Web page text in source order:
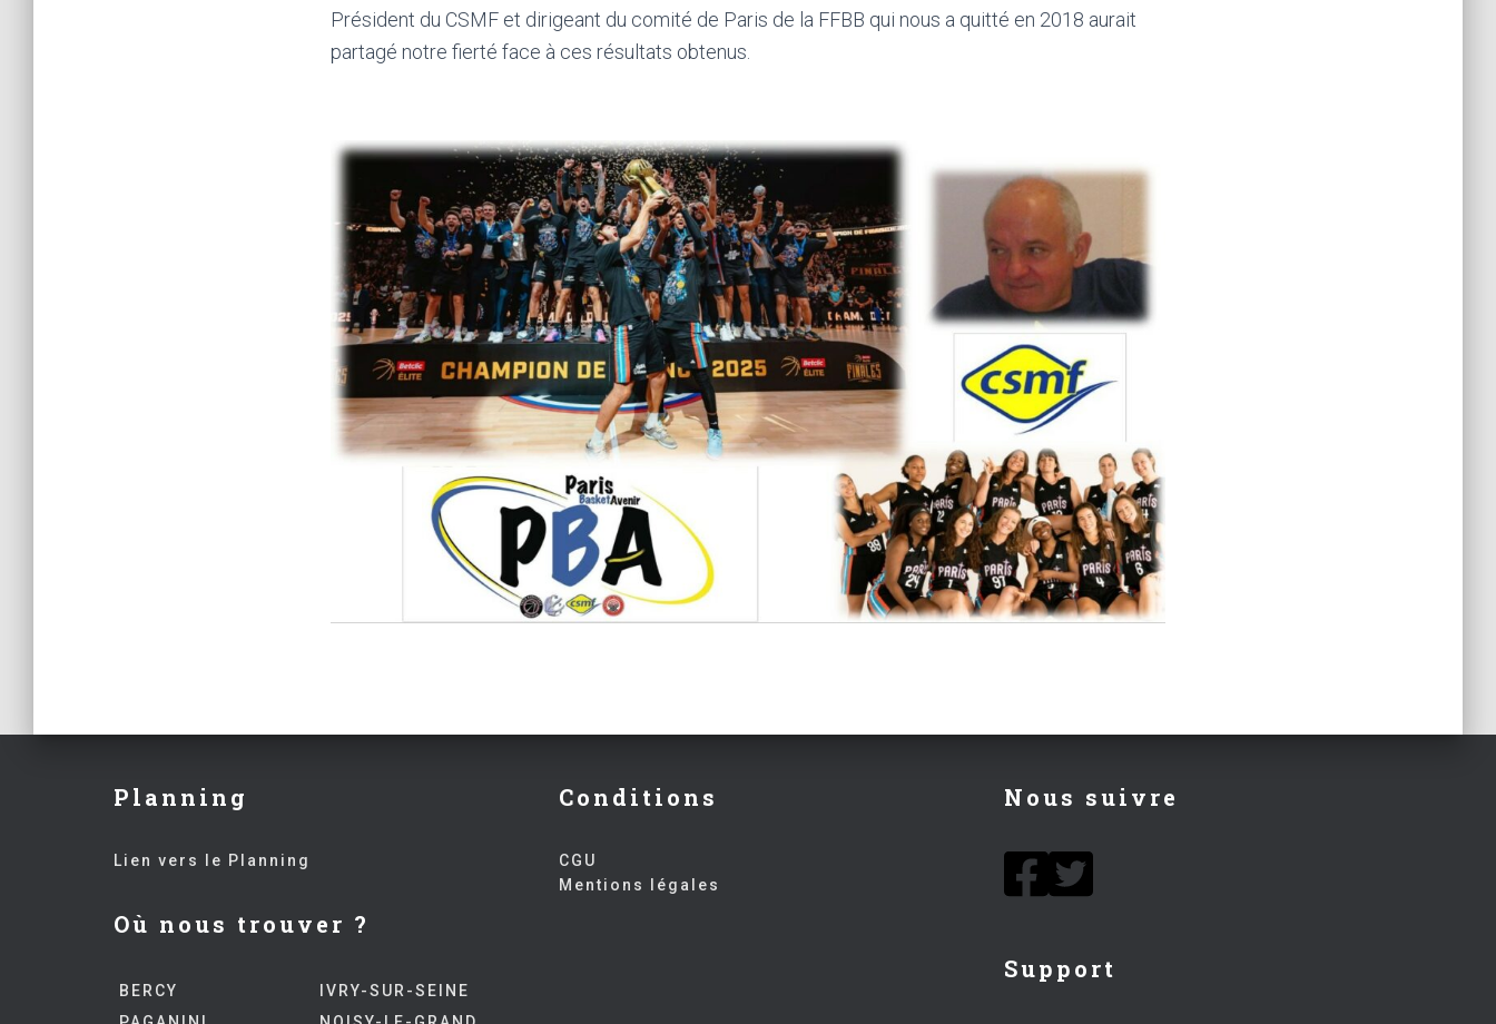
Président du CSMF et dirigeant du comité de Paris de la FFBB qui nous a quitté en 2018 aurait
partagé notre fierté face à ces résultats obtenus.
Planning
Lien vers le Planning
Où nous trouver ?
BERCY
IVRY-SUR-SEINE
Conditions
CGU
Mentions légales
Nous suivre
Support